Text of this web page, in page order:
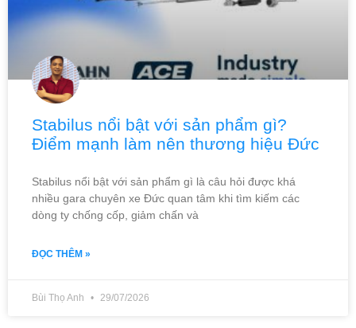
Stabilus nổi bật với sản phẩm gì?
Điểm mạnh làm nên thương hiệu Đức
Stabilus nổi bật với sản phẩm gì là câu hỏi được khá
nhiều gara chuyên xe Đức quan tâm khi tìm kiếm các
dòng ty chống cốp, giảm chấn và
ĐỌC THÊM »
Bùi Thọ Anh 29/07/2026